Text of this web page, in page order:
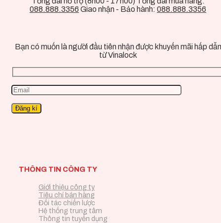
088.888.3356 Giao nhận - Bảo hành: 088.888.3356
Bạn có muốn là người đầu tiên nhận được khuyến mãi hấp dẫn
từ Vinalock
THÔNG TIN CÔNG TY
Giới thiệu công ty
Tiêu chí bán hàng
Đối tác chiến lược
Hệ thống trung tâm
Thông tin tuyển dụng